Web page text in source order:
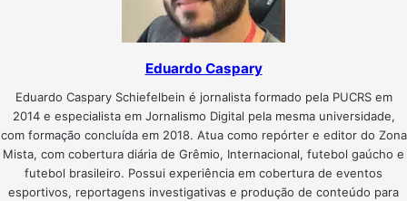
Eduardo Caspary
Eduardo Caspary Schiefelbein é jornalista formado pela PUCRS em
2014 e especialista em Jornalismo Digital pela mesma universidade,
com formação concluída em 2018. Atua como repórter e editor do Zona
Mista, com cobertura diária de Grêmio, Internacional, futebol gaúcho e
futebol brasileiro. Possui experiência em cobertura de eventos
esportivos, reportagens investigativas e produção de conteúdo para